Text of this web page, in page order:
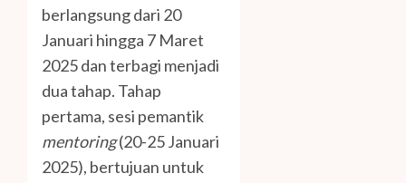
berlangsung dari 20
Januari hingga 7 Maret
2025 dan terbagi menjadi
dua tahap. Tahap
pertama, sesi pemantik
mentoring(20-25 Januari
2025), bertujuan untuk